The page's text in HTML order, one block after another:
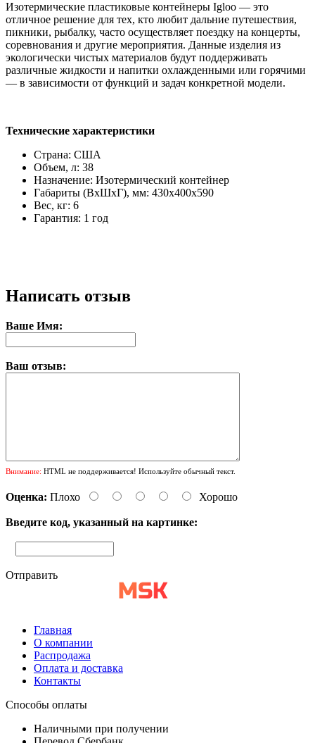
Изотермические пластиковые контейнеры Igloo — это
отличное решение для тех, кто любит дальние путешествия,
пикники, рыбалку, часто осуществляет поездку на концерты,
соревнования и другие мероприятия. Данные изделия из
экологически чистых материалов будут поддерживать
различные жидкости и напитки охлажденными или горячими
— в зависимости от функций и задач конкретной модели.
Технические характеристики
Страна: США
Объем, л: 38
Назначение: Изотермический контейнер
Габариты (ВхШхГ), мм: 430x400x590
Вес, кг: 6
Гарантия: 1 год
Написать отзыв
Ваше Имя:
Ваш отзыв:
Внимание: HTML не поддерживается! Используйте обычный текст.
Оценка: Плохо Хорошо
Введите код, указанный на картинке:
Отправить
Главная
О компании
Распродажа
Оплата и доставка
Контакты
Способы оплаты
Наличными при получении